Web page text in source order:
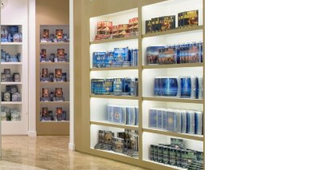
Asszisztok betegségekre és
sérülésekre
Tisztesség és becsület
Házasság
Az érzelmi Tónusskála
Megoldások a drogokra